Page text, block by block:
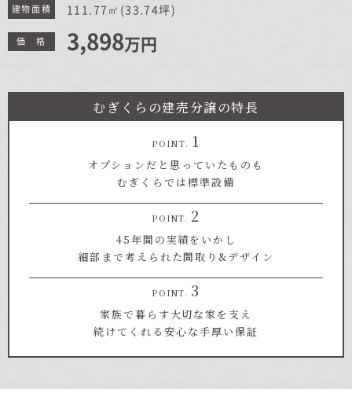
ニュース
イベント
オーナー様Q&A
資料請求
お問い合わせ
0120-37-
1806
建物面積 111.77㎡ (33.74坪)
価 格 3,898万円
むぎくらの建売分譲の特長
POINT.
オプションだと思っていたものも
むぎくらでは標準設備
POINT.
45年間の実績をいかし
細部まで考えられた間取り&デザイン
POINT.
家族で暮らす大切な家を支え
続けてくれる安心な手厚い保証